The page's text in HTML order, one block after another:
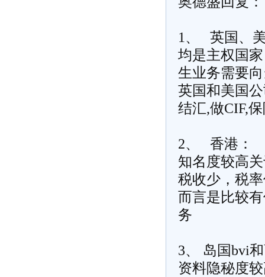
1、 英国、
均是主权国
生业务需要
英国和美国
结汇,做CIF,
2、 香港：
知名度较高
税收少，税
而言是比较
务
3、 岛国bvi
资料隐秘度